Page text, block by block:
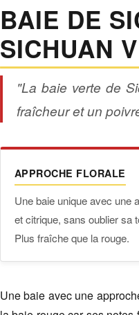
BAIE DE
SICHUAN
"La baie verte de
fraîcheur et un
APPROCHE FLORALE
Une baie unique avec une
et citrique, sans oublier sa
Plus fraîche que la rouge.
Une baie avec une